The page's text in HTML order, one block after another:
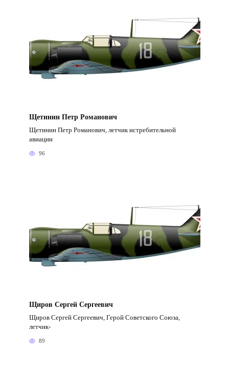
Щетинин Петр Романович
Щетинин Петр Романович, летчик истребительной
авиации
96
Щиров Сергей Сергеевич
Щиров Сергей Сергеевич, Герой Советского Союза,
летчик-
89